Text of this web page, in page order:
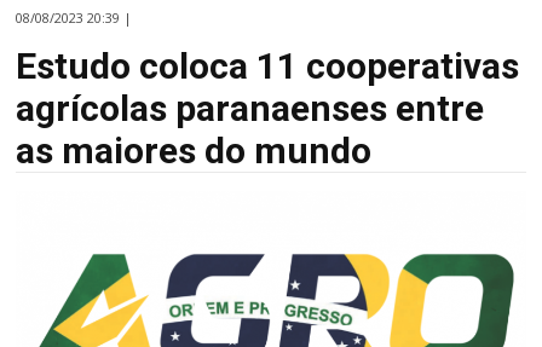
08/08/2023 20:39 |
Estudo coloca 11 cooperativas
agrícolas paranaenses entre
as maiores do mundo